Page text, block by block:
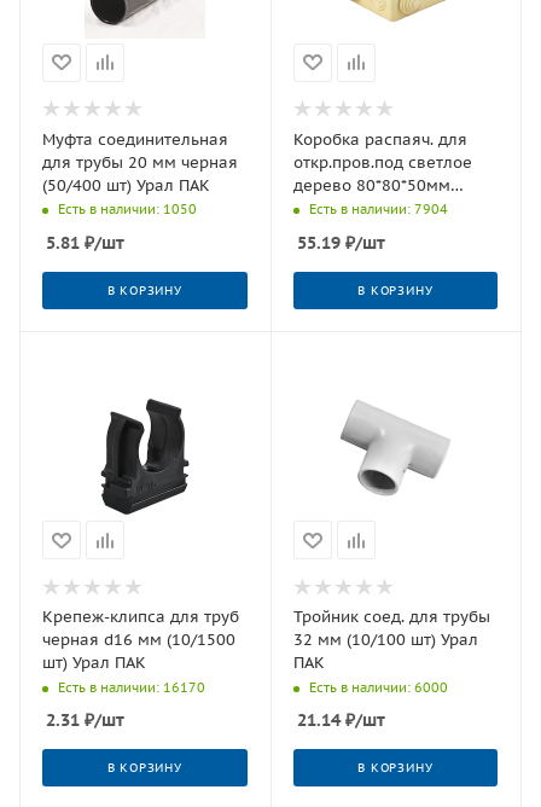
Муфта соединительная
для трубы 20 мм черная
(50/400 шт) Урал ПАК
Есть в наличии: 1050
5.81 ₽/шт
В КОРЗИНУ
Коробка распаяч. для
откр.пров.под светлое
дерево 80*80*50мм
(квад.),7 входов (
герм.),IP54,(32),шт.
Есть в наличии: 7904
55.19₽/шт
В КОРЗИНУ
Крепеж-клипса для труб
черная d16 мм (10/1500
шт) Урал ПАК
Есть в наличии: 16170
2.31 ₽/шт
В КОРЗИНУ
Тройник соед. для трубы
32 мм (10/100 шт) Урал
ПАК
Есть в наличии: 6000
21.14₽/шт
В КОРЗИНУ